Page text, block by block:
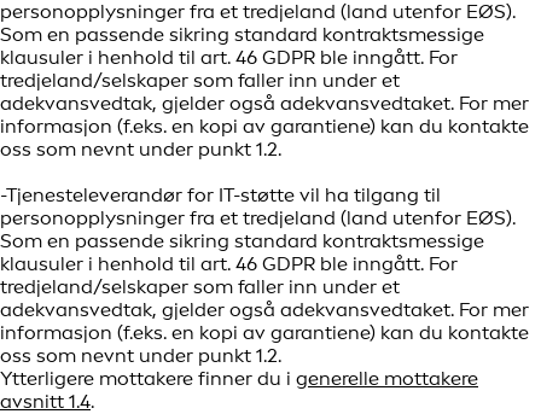
personopplysninger fra et tredjeland (land utenfor EØS).
Som en passende sikring standard kontraktsmessige
klausuler i henhold til art. 46 GDPR ble inngått. For
tredjeland/selskaper som faller inn under et
adekvansvedtak, gjelder også adekvansvedtaket. For mer
informasjon (f.eks. en kopi av garantiene) kan du kontakte
oss som nevnt under punkt 1.2.
-Tjenesteleverandør for IT-støtte vil ha tilgang til
personopplysninger fra et tredjeland (land utenfor EØS).
Som en passende sikring standard kontraktsmessige
klausuler i henhold til art. 46 GDPR ble inngått. For
tredjeland/selskaper som faller inn under et
adekvansvedtak, gjelder også adekvansvedtaket. For mer
informasjon (f.eks. en kopi av garantiene) kan du kontakte
oss som nevnt under punkt 1.2.
Ytterligere mottakere finner du i generelle mottakere
avsnitt 1.4.